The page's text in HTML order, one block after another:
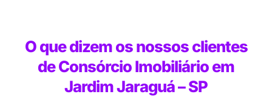
O que dizem os nossos clientes
de Consórcio Imobiliário em
Jardim Jaraguá – SP